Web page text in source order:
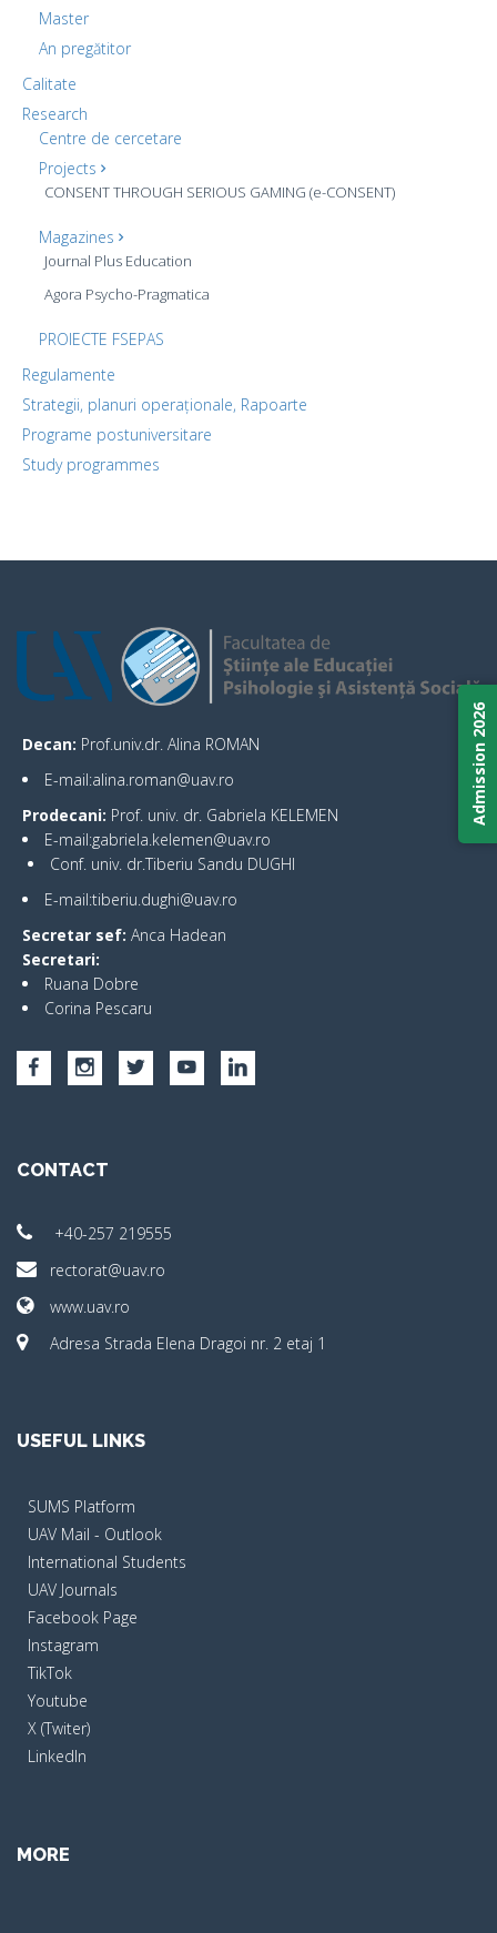
Master
An pregătitor
Calitate
Research
Centre de cercetare
Projects
CONSENT THROUGH SERIOUS GAMING (e-CONSENT)
Magazines
Journal Plus Education
Agora Psycho-Pragmatica
PROIECTE FSEPAS
Regulamente
Strategii, planuri operaționale, Rapoarte
Programe postuniversitare
Study programmes
Decan: Prof.univ.dr. Alina ROMAN
E-mail:alina.roman@uav.ro
Prodecani: Prof. univ. dr. Gabriela KELEMEN
E-mail:gabriela.kelemen@uav.ro
Conf. univ. dr.Tiberiu Sandu DUGHI
E-mail:tiberiu.dughi@uav.ro
Secretar sef: Anca Hadean
Secretari:
Ruana Dobre
Corina Pescaru
CONTACT
+40-257 219555
rectorat@uav.ro
www.uav.ro
Adresa Strada Elena Dragoi nr. 2 etaj 1
USEFUL LINKS
SUMS Platform
UAV Mail - Outlook
International Students
UAV Journals
Facebook Page
Instagram
TikTok
Youtube
X (Twiter)
LinkedIn
MORE
Admission 2026